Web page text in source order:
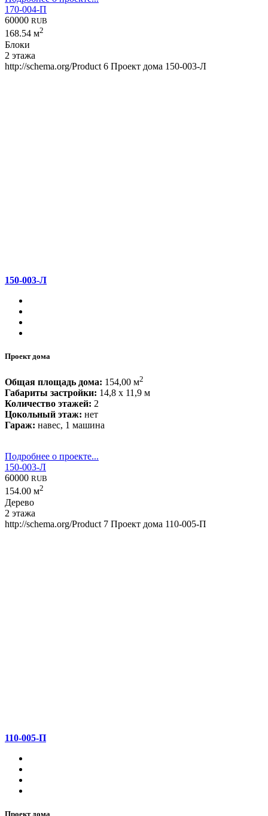
170-004-П
60000 RUB
168.54 м2
Блоки
2 этажа
http://schema.org/Product 6 Проект дома 150-003-Л
150-003-Л
Проект дома
Общая площадь дома: 154,00 м2
Габариты застройки: 14,8 x 11,9 м
Количество этажей: 2
Цокольный этаж: нет
Гараж: навес, 1 машина
Подробнее о проекте...
150-003-Л
60000 RUB
154.00 м2
Дерево
2 этажа
http://schema.org/Product 7 Проект дома 110-005-П
110-005-П
Проект дома